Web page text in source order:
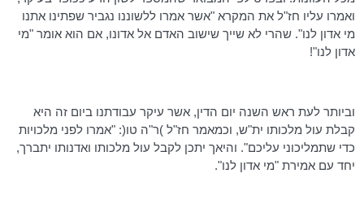
ואמרו עליו חז"ל את המקרא "אשר אמרו ללשוננו נגביר שפתינו אתנו
מי אדון לנו". שהרי לא שייך שישוב האדם אל אדונו, אם הוא אומר "מי
אדון לנו"!
וביותר לעת ראש השנה יום הדין, אשר עיקר עבודתנו ביום זה היא
קבלת עול מלכותו ית"ש, וכמאמר חז"ל )ר"ה טו(: "אמרו לפני מלכויות
כדי שתמליכוני עליכם". והיאך יתכן לקבל עול מלכותו ואדנותו יתברך,
יחד עם אמירת "מי אדון לנו".